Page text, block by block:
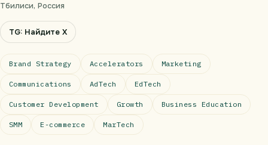
Тбилиси, Россия
TG: Найдите Х
Brand Strategy Accelerators Marketing
Communications AdTech EdTech
Customer Development Growth Business Education
SMM E-commerce MarTech